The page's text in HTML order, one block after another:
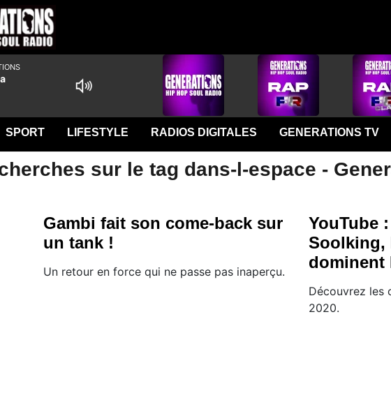
SPORT LIFESTYLE RADIOS DIGITALES GENERATIONS TV
sur le tag dans-l-espace -
Gambi fait son come-back sur
un tank !
Un retour en force qui ne passe pas inaperçu.
YouTube
Soolking,
dominent
Découvrez les
2020.